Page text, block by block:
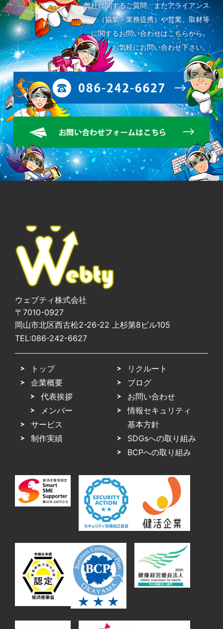
弊社に関するご質問、またアライアンス
（協業・業務提携）や営業、取材等
に関するお問い合わせはこちらから。
お気軽にお問い合わせ下さい。
ウェブティ株式会社
〒7010-0927
岡山市北区西古松2-26-22 上杉第8ビル105
TEL:086-242-6627
トップ
企業概要
代表挨拶
メンバー
サービス
制作実績
リクルート
ブログ
お問い合わせ
情報セキュリティ
基本方針
SDGsへの取り組み
BCPへの取り組み